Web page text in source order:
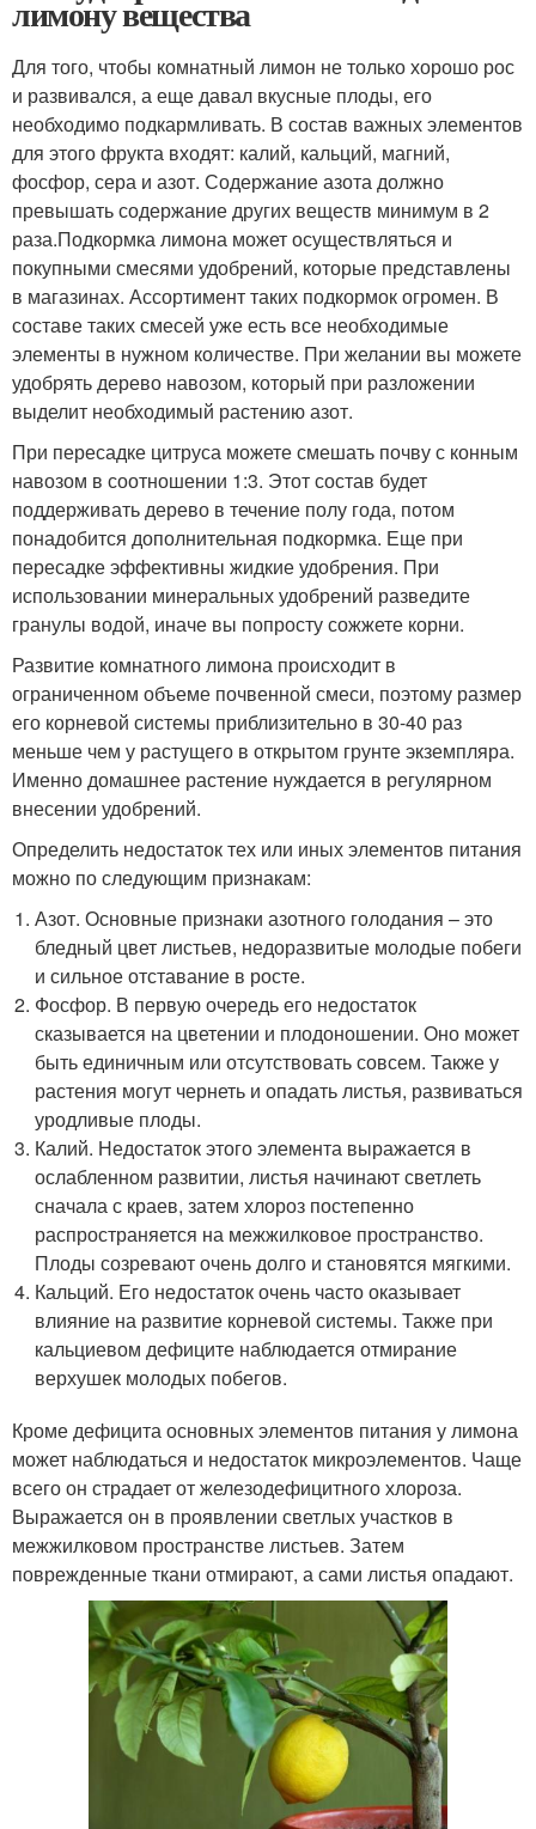
лимону вещества
Для того, чтобы комнатный лимон не только хорошо рос
и развивался, а еще давал вкусные плоды, его
необходимо подкармливать. В состав важных элементов
для этого фрукта входят: калий, кальций, магний,
фосфор, сера и азот. Содержание азота должно
превышать содержание других веществ минимум в 2
раза.Подкормка лимона может осуществляться и
покупными смесями удобрений, которые представлены
в магазинах. Ассортимент таких подкормок огромен. В
составе таких смесей уже есть все необходимые
элементы в нужном количестве. При желании вы можете
удобрять дерево навозом, который при разложении
выделит необходимый растению азот.
При пересадке цитруса можете смешать почву с конным
навозом в соотношении 1:3. Этот состав будет
поддерживать дерево в течение полу года, потом
понадобится дополнительная подкормка. Еще при
пересадке эффективны жидкие удобрения. При
использовании минеральных удобрений разведите
гранулы водой, иначе вы попросту сожжете корни.
Развитие комнатного лимона происходит в
ограниченном объеме почвенной смеси, поэтому размер
его корневой системы приблизительно в 30-40 раз
меньше чем у растущего в открытом грунте экземпляра.
Именно домашнее растение нуждается в регулярном
внесении удобрений.
Определить недостаток тех или иных элементов питания
можно по следующим признакам:
Азот. Основные признаки азотного голодания – это
бледный цвет листьев, недоразвитые молодые побеги
и сильное отставание в росте.
Фосфор. В первую очередь его недостаток
сказывается на цветении и плодоношении. Оно может
быть единичным или отсутствовать совсем. Также у
растения могут чернеть и опадать листья, развиваться
уродливые плоды.
Калий. Недостаток этого элемента выражается в
ослабленном развитии, листья начинают светлеть
сначала с краев, затем хлороз постепенно
распространяется на межжилковое пространство.
Плоды созревают очень долго и становятся мягкими.
Кальций. Его недостаток очень часто оказывает
влияние на развитие корневой системы. Также при
кальциевом дефиците наблюдается отмирание
верхушек молодых побегов.
Кроме дефицита основных элементов питания у лимона
может наблюдаться и недостаток микроэлементов. Чаще
всего он страдает от железодефицитного хлороза.
Выражается он в проявлении светлых участков в
межжилковом пространстве листьев. Затем
поврежденные ткани отмирают, а сами листья опадают.